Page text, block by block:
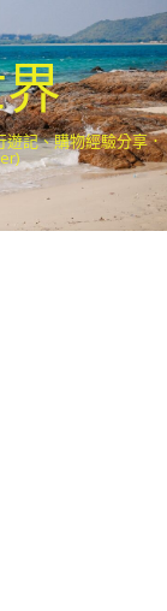
遊記、購物經驗分享．